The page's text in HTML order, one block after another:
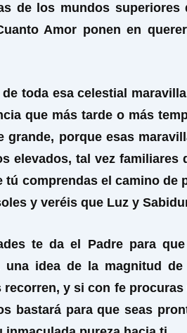
de los mundos
Amor ponen en
toda esa celestial
que más tarde o más
porque esas
elevados, tal vez
tú comprendas el camino
y veréis que Luz y
te da el Padre para
idea de la magnitud
y si con fe
bastará para que seas